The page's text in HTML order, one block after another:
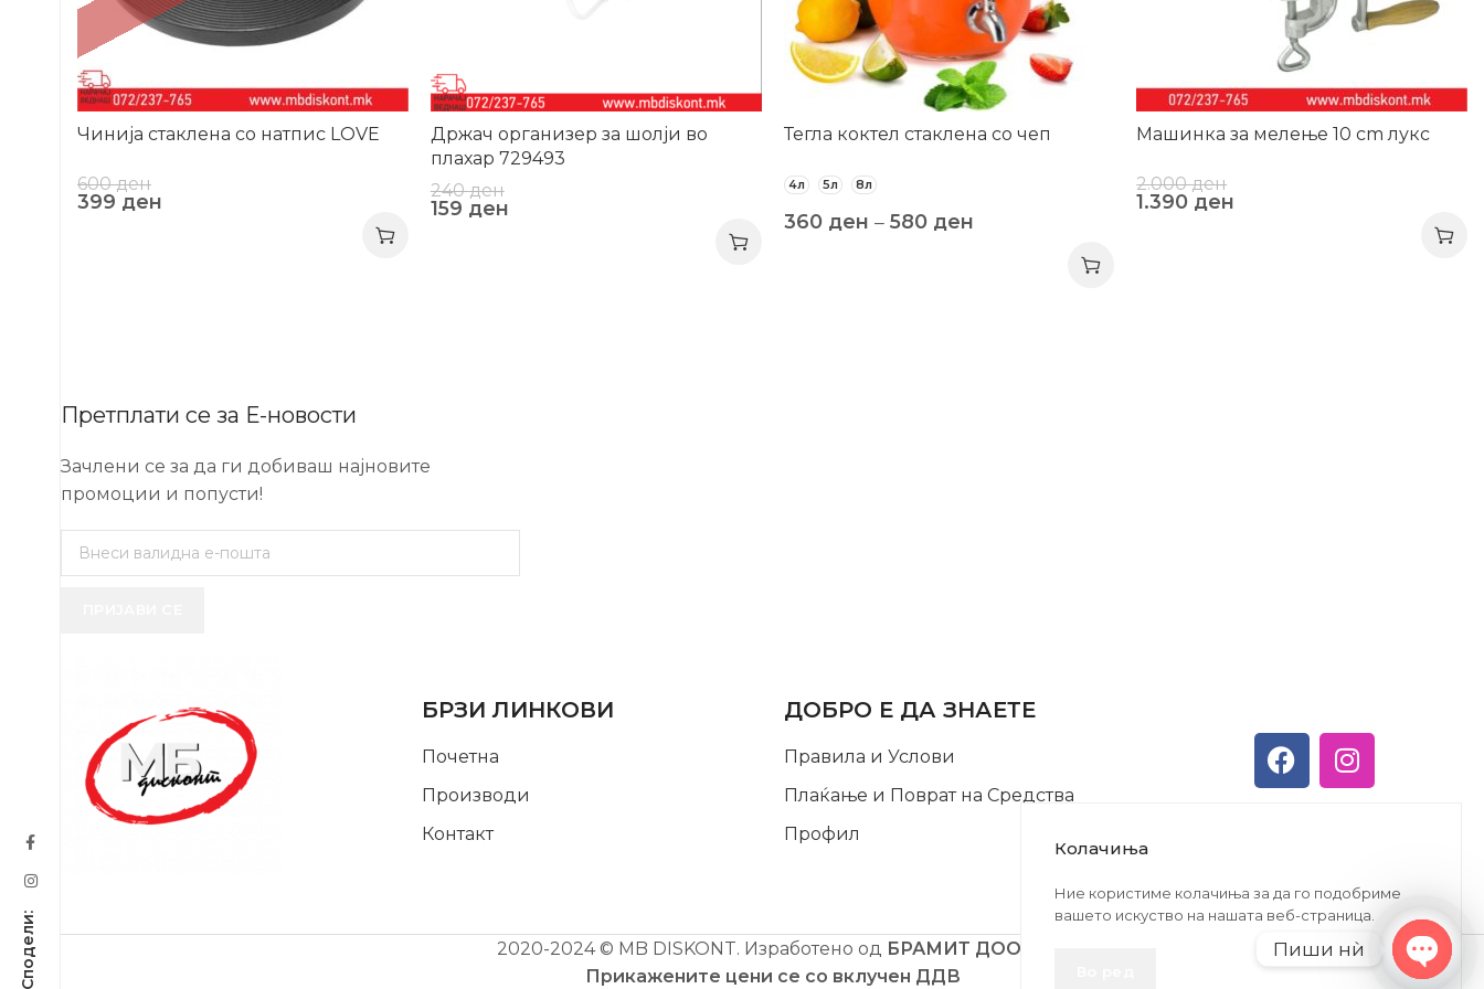
Чинија стаклена со натпис LOVE
600ден
399 ден
Држач организер за шолји во
плахар 729493
240ден
159 ден
Тегла коктел стаклена со чеп
4л 5л 8л
360 ден – 580 ден
Машинка за мелење 10 cm лукс
2.000ден
1.390 ден
Претплати се за Е-новости
Зачлени се за да ги добиваш најновите
промоции и попусти!
БРЗИ ЛИНКОВИ
Почетна
Производи
Контакт
ДОБРО Е ДА ЗНАЕТЕ
Правила и Услови
Плаќање и Поврат на Средства
Профил
2020-2024 © MB DISKONT. Изработено од БРАМИТ ДООЕЛ
Прикажените цени се со вклучен ДДВ
Колачиња
Ние користиме колачиња за да го подобриме
вашето искуство на нашата веб-страница.
Пиши нѝ